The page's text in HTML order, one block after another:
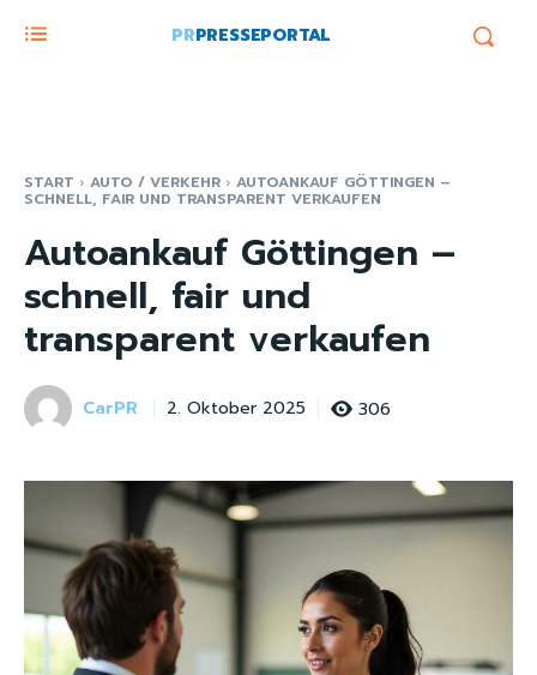
PRPRESSEPORTAL
START AUTO / VERKEHR AUTOANKAUF GÖTTINGEN –
SCHNELL, FAIR UND TRANSPARENT VERKAUFEN
Autoankauf Göttingen –
schnell, fair und
transparent verkaufen
CarPR 2. Oktober 2025 306